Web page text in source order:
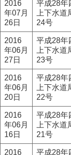
2016
年07月
26日
平成28年
上下水道
24号
2016
年06月
27日
平成28年
上下水道
23号
2016
年06月
20日
平成28年
上下水道
22号
2016
年06月
16日
平成28年
上下水道
21号
2016
平成28年